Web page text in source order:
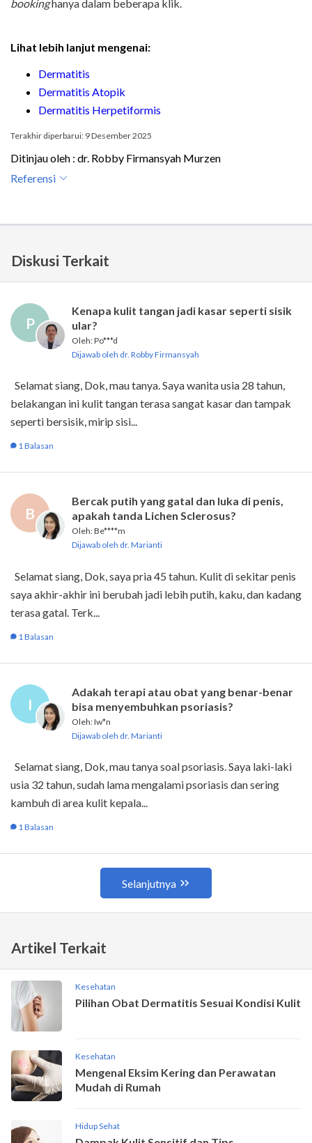
bookinghanya dalam beberapa klik.
Lihat lebih lanjut mengenai:
Dermatitis
Dermatitis Atopik
Dermatitis Herpetiformis
Terakhir diperbarui: 9 Desember 2025